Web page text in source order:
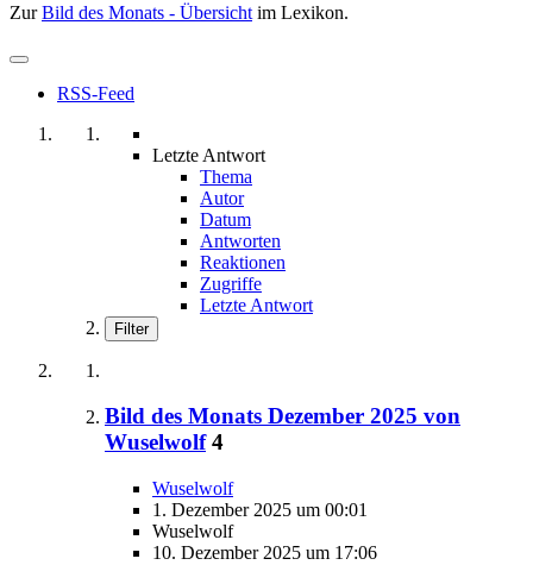
ZurBild des Monats - Übersicht im Lexikon.
RSS-Feed
Letzte Antwort
Thema
Autor
Datum
Antworten
Reaktionen
Zugriffe
Letzte Antwort
Filter
Bild des Monats Dezember 2025 von
Wuselwolf 4
Wuselwolf
1. Dezember 2025 um 00:01
Wuselwolf
10. Dezember 2025 um 17:06